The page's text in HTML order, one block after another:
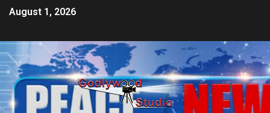
August 1, 2026